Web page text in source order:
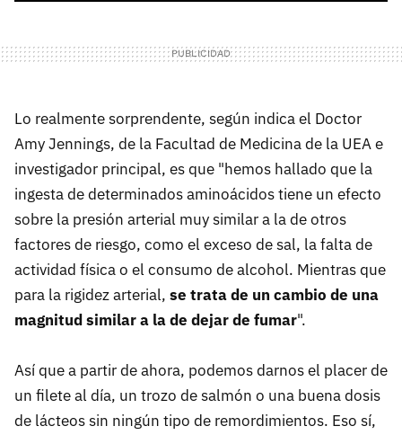
Lo realmente sorprendente, según indica el Doctor
Amy Jennings, de la Facultad de Medicina de la UEA e
investigador principal, es que "hemos hallado que la
ingesta de determinados aminoácidos tiene un efecto
sobre la presión arterial muy similar a la de otros
factores de riesgo, como el exceso de sal, la falta de
actividad física o el consumo de alcohol. Mientras que
para la rigidez arterial, se trata de un cambio de una
magnitud similar a la de dejar de fumar".
Así que a partir de ahora, podemos darnos el placer de
un filete al día, un trozo de salmón o una buena dosis
de lácteos sin ningún tipo de remordimientos. Eso sí,